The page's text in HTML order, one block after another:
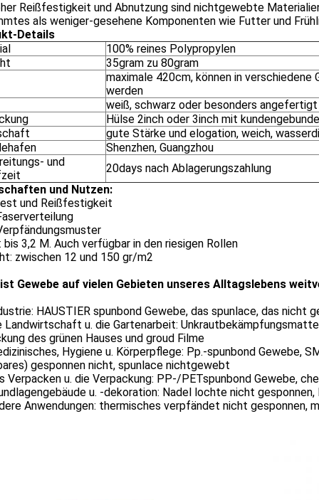
Reißfestigkeit und Abnutzung sind nichtgewebte
als weniger-gesehene Komponenten wie Futter und
Details
100% reines Polypropylen
35gram zu 80gram
maximale 420cm, können in
werden
weiß, schwarz oder besonders angefertigt
Hülse 2inch oder 3inch mit
gute Stärke und elogation, weich,
Shenzhen, Guangzhou
und
20days nach Ablagerungszahlung
und Nutzen:
und Reißfestigkeit
bis 3,2 M. Auch verfügbar in den riesigen Rollen
zwischen 12 und 150 gr/m2
Gewebe auf vielen Gebieten unseres Alltagslebens
HAUSTIER spunbond Gewebe, das spunlace, das nicht
Landwirtschaft u. die Gartenarbeit:
des grünen Hauses und groud Filme
Hygiene u. Körperpflege: Pp.-spunbond Gewebe,
gesponnen nicht, spunlace nichtgewebt
Verpacken u. die Verpackung: PP-/PETspunbond Gewebe,
u. -dekoration: Nadel lochte nicht gesponnen,
Anwendungen: thermisches verpfändet nicht gesponnen,